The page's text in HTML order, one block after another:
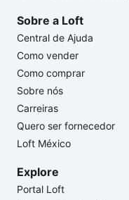
Sobre a Loft
Central de Ajuda
Como vender
Como comprar
Sobre nós
Carreiras
Quero ser fornecedor
Loft México
Explore
Portal Loft